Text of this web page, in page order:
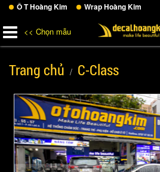
Ô T Hoàng Kim Wrap Hoàng Kim
<< Chọn mẫu
Trang chủ C-Class